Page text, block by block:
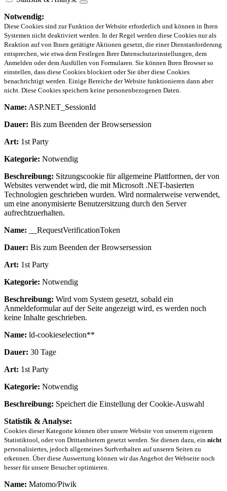
Notwendig:
Diese Cookies sind zur Funktion der Website erforderlich und können in Ihren
Systemen nicht deaktiviert werden. In der Regel werden diese Cookies nur als
Reaktion auf von Ihnen getätigte Aktionen gesetzt, die einer Dienstanforderung
entsprechen, wie etwa dem Festlegen Ihrer Datenschutzeinstellungen, dem
Anmelden oder dem Ausfüllen von Formularen. Sie können Ihren Browser so
einstellen, dass diese Cookies blockiert oder Sie über diese Cookies
benachrichtigt werden. Einige Bereiche der Website funktionieren dann aber
nicht. Diese Cookies speichern keine personenbezogenen Daten.
Name: ASP.NET_SessionId
Dauer: Bis zum Beenden der Browsersession
Art: 1st Party
Kategorie: Notwendig
Beschreibung: Sitzungscookie für allgemeine Plattformen, der von
Websites verwendet wird, die mit Microsoft .NET-basierten
Technologien geschrieben wurden. Wird normalerweise verwendet,
um eine anonymisierte Benutzersitzung durch den Server
aufrechtzuerhalten.
Name: __RequestVerificationToken
Dauer: Bis zum Beenden der Browsersession
Art: 1st Party
Kategorie: Notwendig
Beschreibung: Wird vom System gesetzt, sobald ein
Anmeldeformular auf der Seite angezeigt wird, es werden noch
keine Inhalte geschrieben.
Name: ld-cookieselection**
Dauer: 30 Tage
Art: 1st Party
Kategorie: Notwendig
Beschreibung: Speichert die Einstellung der Cookie-Auswahl
Statistik & Analyse:
Cookies dieser Kategorie können über unsere Website von unserem eigenem
Statistiktool, oder von Drittanbietern gesetzt werden. Sie dienen dazu, ein nicht
personalisiertes, jedoch allgemeines Surfverhalten auf unseren Seiten zu
erkennen. Über diese Auswertung können wir das Angebot der Webseite noch
besser für unsere Besucher optimieren.
Name: Matomo/Piwik